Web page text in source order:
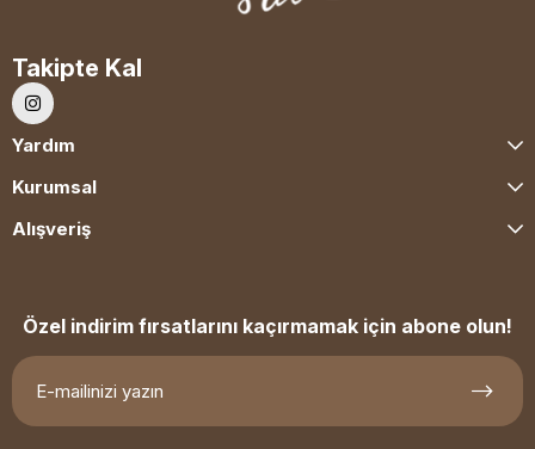
Takipte Kal
Yardım
Kurumsal
Alışveriş
Özel indirim fırsatlarını kaçırmamak için abone olun!